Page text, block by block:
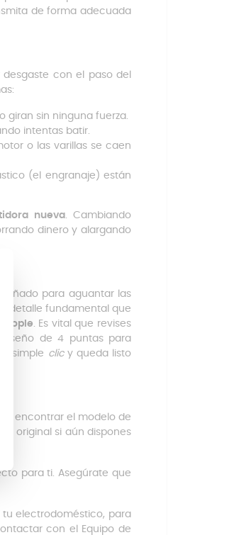
de forma adecuada
con el paso del
giran sin ninguna fuerza.
intentas batir.
o las varillas se caen
(el engranaje) están
nueva. Cambiando
dinero y alargando
para aguantar las
detalle fundamental que
. Es vital que revises
de 4 puntas para
simple clicy queda listo
encontrar el modelo de
original si aún dispones
para ti. Asegúrate que
electrodoméstico, para
con el Equipo de